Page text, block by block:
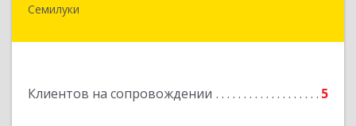
Семилуки
Клиентов на сопровождении 5